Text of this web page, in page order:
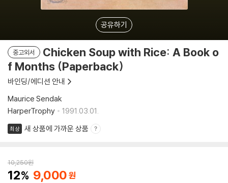
공유하기
중고외서
Chicken Soup with Rice: A Book o
f Months (Paperback)
바인딩/에디션 안내
Maurice Sendak
HarperTrophy
1991.03.01.
최상 새 상품에 가까운 상품
10,250원
12 9,000